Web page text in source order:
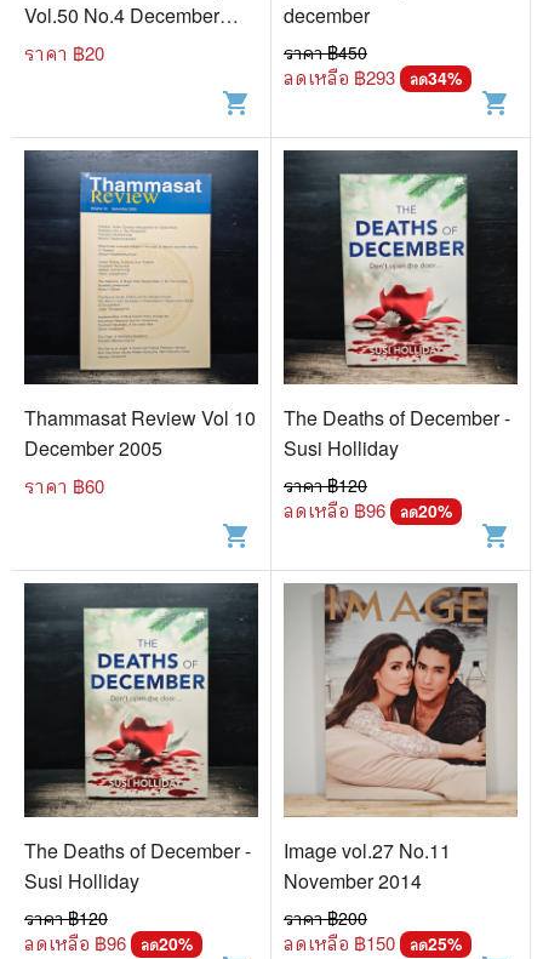
Vol.50 No.4 December
1992 / January 1993
ราคา ฿20
shopping_cart
december
ราคา ฿450
ลดเหลือ ฿293 ลด34%
shopping_cart
Thammasat Review Vol 10
December 2005
ราคา ฿60
shopping_cart
The Deaths of December -
Susi Holliday
ราคา ฿120
ลดเหลือ ฿96 ลด20%
shopping_cart
The Deaths of December -
Susi Holliday
ราคา ฿120
ลดเหลือ ฿96 ลด20%
Image vol.27 No.11
November 2014
ราคา ฿200
ลดเหลือ ฿150 ลด25%